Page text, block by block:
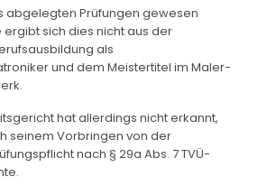
abgelegten Prüfungen gewesen
sich dies nicht aus der
als
und dem Meistertitel im Maler-
hat allerdings nicht erkannt,
seinem Vorbringen von der
nach § 29a Abs. 7 TVÜ-